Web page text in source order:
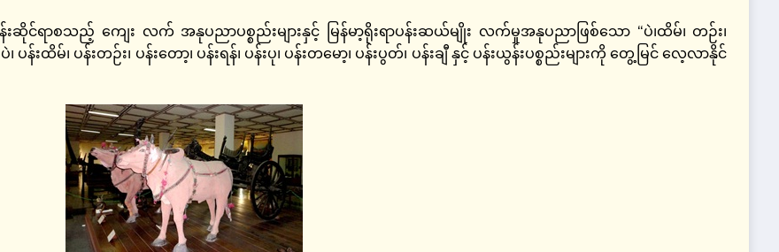
ရာစသည့် ကျေး လက် အနုပညာပစ္စည်းများနှင့် မြန်မာ့ရိုးရာပန်းဆယ်မျိုး လက်မှုအနုပညာဖြစ်သော “ပဲ၊ထိမ်၊ တဉ်း၊
ပန်းထိမ်၊ ပန်းတဉ်း၊ ပန်းတော့၊ ပန်းရန်၊ ပန်းပု၊ ပန်းတမော့၊ ပန်းပွတ်၊ ပန်းချီ နှင့် ပန်းယွန်းပစ္စည်းများကို တွေ့မြင် လေ့လာနိုင်